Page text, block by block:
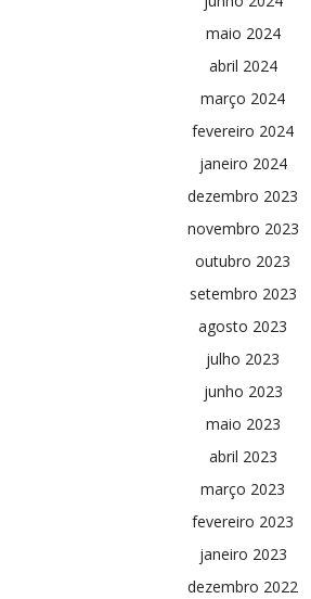
maio 2024
abril 2024
março 2024
fevereiro 2024
janeiro 2024
dezembro 2023
novembro 2023
outubro 2023
setembro 2023
agosto 2023
julho 2023
junho 2023
maio 2023
abril 2023
março 2023
fevereiro 2023
janeiro 2023
dezembro 2022